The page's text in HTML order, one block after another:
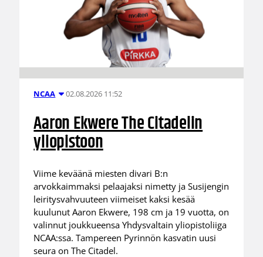
NCAA 02.08.2026 11:52
Aaron Ekwere The Citadelin
yliopistoon
Viime keväänä miesten divari B:n
arvokkaimmaksi pelaajaksi nimetty ja Susijengin
leiritysvahvuuteen viimeiset kaksi kesää
kuulunut Aaron Ekwere, 198 cm ja 19 vuotta, on
valinnut joukkueensa Yhdysvaltain yliopistoliiga
NCAA:ssa. Tampereen Pyrinnön kasvatin uusi
seura on The Citadel.